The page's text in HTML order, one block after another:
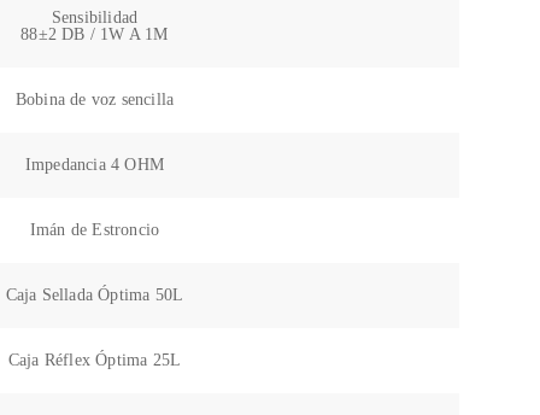
Sensibilidad
88±2 DB / 1W A 1M
Bobina de voz sencilla
Impedancia 4 OHM
Imán de Estroncio
Caja Sellada Óptima 50L
Caja Réflex Óptima 25L